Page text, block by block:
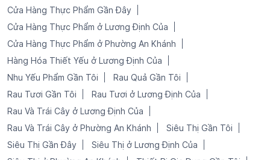
Cửa Hàng Thực Phẩm Gần Đây
Cửa Hàng Thực Phẩm ở Lương Định Của
Cửa Hàng Thực Phẩm ở Phường An Khánh
Hàng Hóa Thiết Yếu ở Lương Định Của
Nhu Yếu Phẩm Gần Tôi
Rau Quả Gần Tôi
Rau Tươi Gần Tôi
Rau Tươi ở Lương Định Của
Rau Và Trái Cây ở Lương Định Của
Rau Và Trái Cây ở Phường An Khánh
Siêu Thị Gần Tôi
Siêu Thị Gần Đây
Siêu Thị ở Lương Định Của